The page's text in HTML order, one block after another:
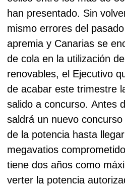
han presentado. Sin
mismo errores del
apremia y Canarias se
de cola en la utilización
renovables, el Ejecutivo
de acabar este trimestre
salido a concurso. Antes
saldrá un nuevo
de la potencia hasta
megavatios
tiene dos años como
verter la potencia